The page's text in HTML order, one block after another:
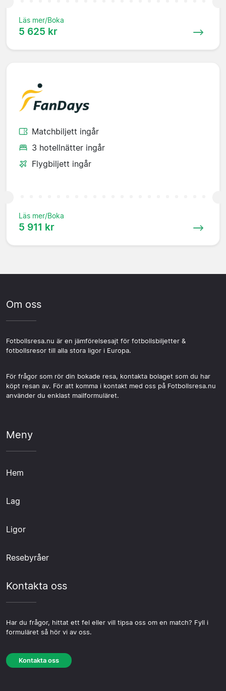
Läs mer/Boka
5 625 kr
Matchbiljett ingår
3 hotellnätter ingår
Flygbiljett ingår
Läs mer/Boka
5 911 kr
Om oss
Fotbollsresa.nu är en jämförelsesajt för fotbollsbiljetter &
fotbollsresor till alla stora ligor i Europa.
För frågor som rör din bokade resa, kontakta bolaget som du har
köpt resan av. För att komma i kontakt med oss på Fotbollsresa.nu
använder du enklast mailformuläret.
Meny
Hem
Lag
Ligor
Resebyråer
Kontakta oss
Har du frågor, hittat ett fel eller vill tipsa oss om en match? Fyll i
formuläret så hör vi av oss.
Kontakta oss